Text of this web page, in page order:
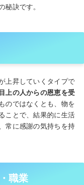
秘訣です。
上昇していくタイプで
上の人からの恩恵を受
のではなくとも、物を
ことで、結果的に生活
常に感謝の気持ちを持
職業